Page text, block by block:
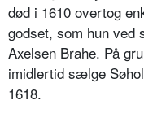
død i 1610 overtog
godset, som hun ved
Axelsen Brahe. På
imidlertid sælge
1618.